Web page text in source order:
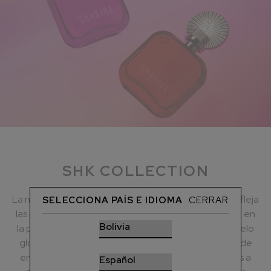
SELECCIONA PAÍS E IDIOMA CERRAR
SHK COLLECTION
La nueva SHAKIRA Collection de Shakira Perfumes refleja
las múltiples facetas de la mujer moderna y se inspira en
la propia artista. Shakira se ha convertido en un modelo
global de feminidad atrevida, de energía creativa y de
empoderamiento. La Colección inspira a las mujeres a